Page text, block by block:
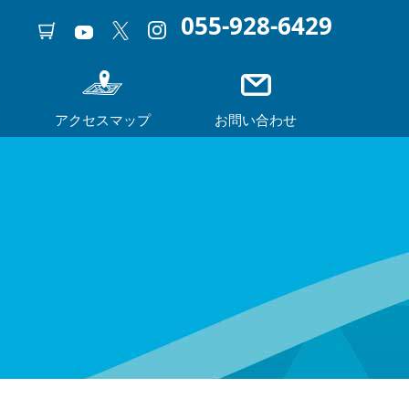
055-928-6429
アクセスマップ お問い合わせ